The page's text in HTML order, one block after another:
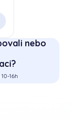
nebo
16h